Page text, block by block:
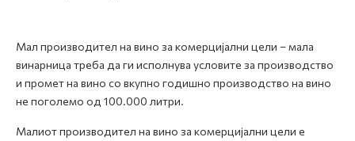
Медиа центар
Контакт
Е-Весник
Мал производител на вино за комерцијални цели – мала
винарница треба да ги исполнува условите за производство
и промет на вино со вкупно годишно производство на вино
не поголемо од 100.000 литри.
Малиот производител на вино за комерцијални цели е